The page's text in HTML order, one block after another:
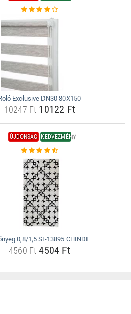
Exclusive DN30 80X150
10247 Ft10122 Ft
ÚJDONSÁG KEDVEZMÉNY
0,8/1,5 SI-13895 CHINDI
4560 Ft4504 Ft